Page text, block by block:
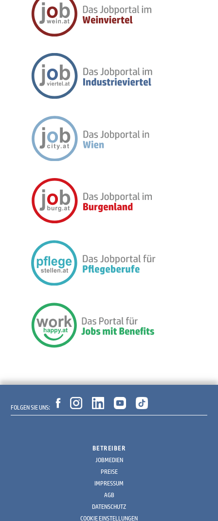
FOLGEN SIE UNS:
BETREIBER
JOBMEDIEN
PREISE
IMPRESSUM
AGB
DATENSCHUTZ
COOKIE EINSTELLUNGEN